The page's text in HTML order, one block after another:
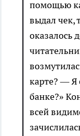
помощью
выдал чек,
оказалось
карте? — Я
банке?»
всей